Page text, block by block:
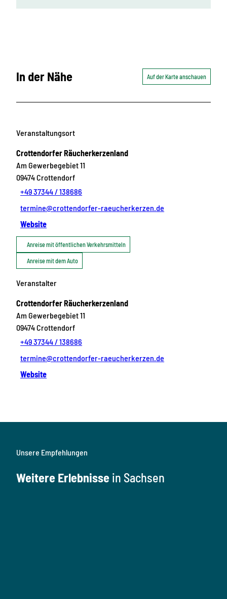
In der Nähe Auf der Karte anschauen
Veranstaltungsort
Crottendorfer Räucherkerzenland
Am Gewerbegebiet 11
09474Crottendorf
+49 37344 / 138686
termine@crottendorfer-raeucherkerzen.de
Website
Anreise mit öffentlichen Verkehrsmitteln
Anreise mit dem Auto
Veranstalter
Crottendorfer Räucherkerzenland
Am Gewerbegebiet 11
09474Crottendorf
+49 37344 / 138686
termine@crottendorfer-raeucherkerzen.de
Website
Unsere Empfehlungen
Weitere Erlebnisse in Sachsen